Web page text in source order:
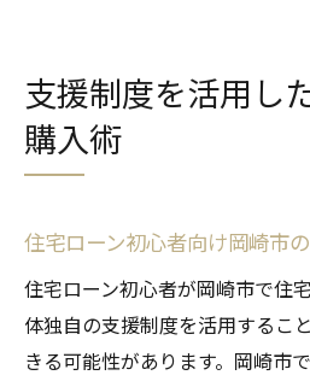
支援制度を活用し
購入術
住宅ローン初心者向け岡崎市
住宅ローン初心者が岡崎市で住
体独自の支援制度を活用するこ
きる可能性があります。岡崎市